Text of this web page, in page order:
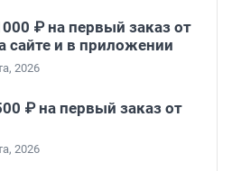
₽ на первый заказ от
сайте и в приложении
2026
₽ на первый заказ от
2026